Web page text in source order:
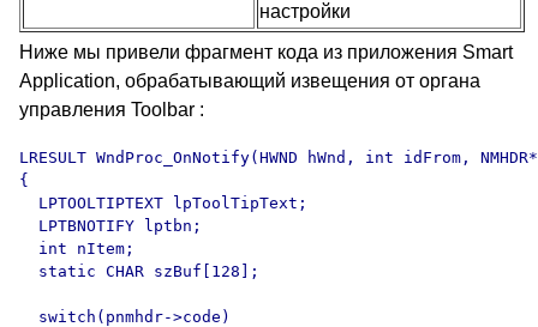
настройки
Ниже мы привели фрагмент кода из приложения Smart
Application, обрабатывающий извещения от органа
управления Toolbar :
LRESULT WndProc_OnNotify(HWND hWnd, int idFrom,
{
  LPTOOLTIPTEXT lpToolTipText;
  LPTBNOTIFY lptbn;
  int nItem;
  static CHAR szBuf[128];
  switch(pnmhdr->code)